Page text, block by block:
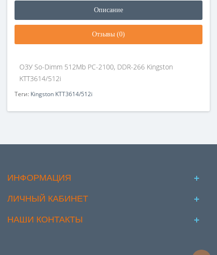
Описание
Отзывы (0)
ОЗУ So-Dimm 512Mb PC-2100, DDR-266 Kingston
KTT3614/512i
Теги: Kingston KTT3614/512i
ИНФОРМАЦИЯ
ЛИЧНЫЙ КАБИНЕТ
НАШИ КОНТАКТЫ